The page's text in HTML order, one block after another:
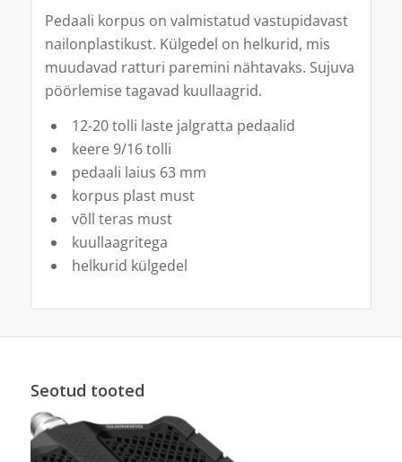
Pedaali korpus on valmistatud vastupidavast
nailonplastikust. Külgedel on helkurid, mis
muudavad ratturi paremini nähtavaks. Sujuva
pöörlemise tagavad kuullaagrid.
12-20 tolli laste jalgratta pedaalid
keere 9/16 tolli
pedaali laius 63 mm
korpus plast must
võll teras must
kuullaagritega
helkurid külgedel
Seotud tooted